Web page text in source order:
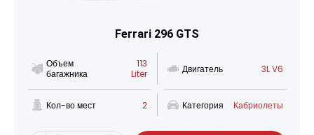
Ferrari 296 GTS
Объем
багажника
113
Liter
Двигатель 3L V6
Кол-во мест 2 Категория Кабриолеты